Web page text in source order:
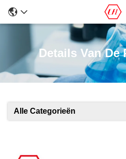
Details Van De
Alle Categorieën